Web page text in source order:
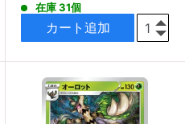
価在庫 31個
カート追加